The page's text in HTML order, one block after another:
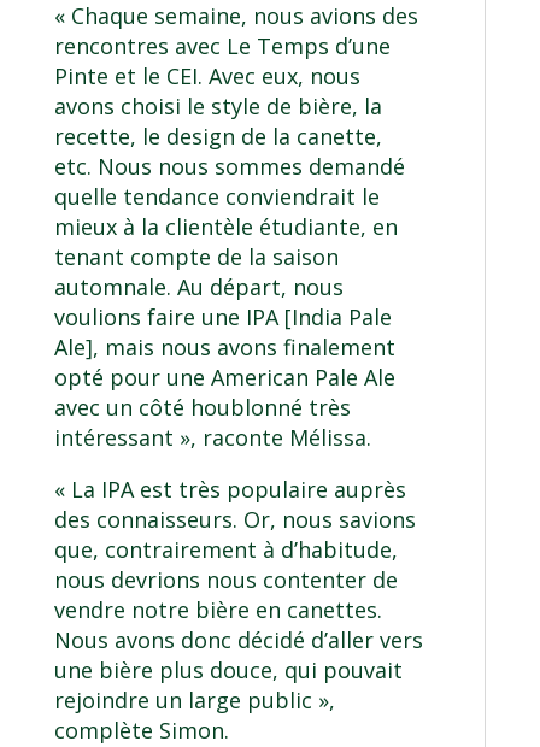
« Chaque semaine, nous avions des
rencontres avec Le Temps d’une
Pinte et le CEI. Avec eux, nous
avons choisi le style de bière, la
recette, le design de la canette,
etc. Nous nous sommes demandé
quelle tendance conviendrait le
mieux à la clientèle étudiante, en
tenant compte de la saison
automnale. Au départ, nous
voulions faire une IPA [India Pale
Ale], mais nous avons finalement
opté pour une American Pale Ale
avec un côté houblonné très
intéressant », raconte Mélissa.
« La IPA est très populaire auprès
des connaisseurs. Or, nous savions
que, contrairement à d’habitude,
nous devrions nous contenter de
vendre notre bière en canettes.
Nous avons donc décidé d’aller vers
une bière plus douce, qui pouvait
rejoindre un large public »,
complète Simon.